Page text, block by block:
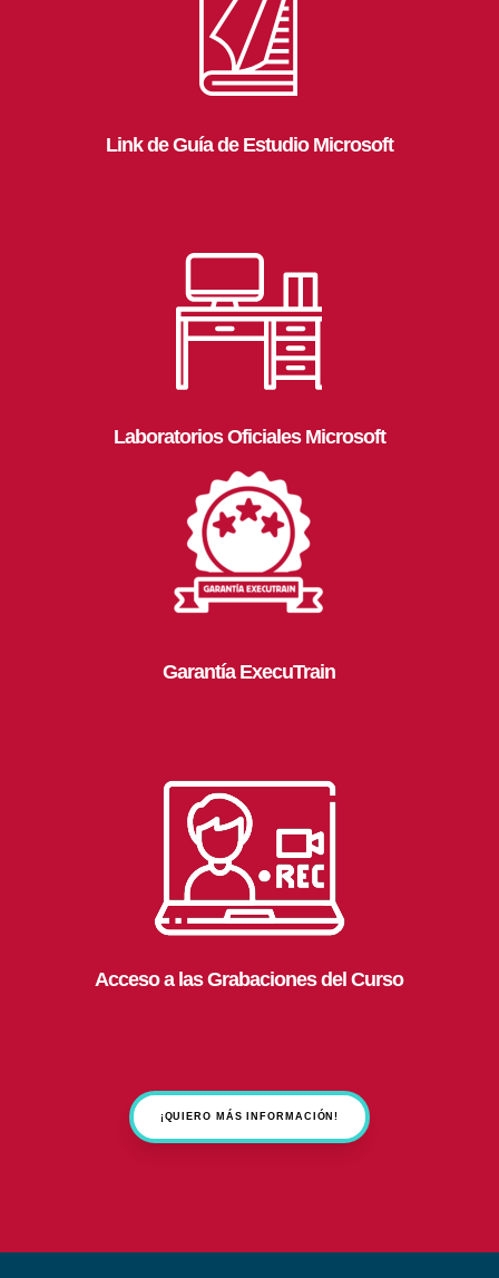
Link de Guía de Estudio Microsoft
Laboratorios Oficiales Microsoft
Garantía ExecuTrain
Acceso a las Grabaciones del Curso
¡QUIERO MÁS INFORMACIÓN!